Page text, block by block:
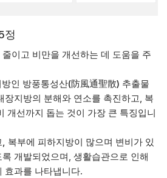
정
이고 비만을 개선하는 데 도움을 주
인 방풍통성산(防風通聖散) 추출물
장지방의 분해와 연소를 촉진하고, 복
개선까지 돕는 것이 가장 큰 특징입니
복부에 피하지방이 많으며 변비가 있
개발되었으며, 생활습관으로 인해
효과를 나타냅니다.